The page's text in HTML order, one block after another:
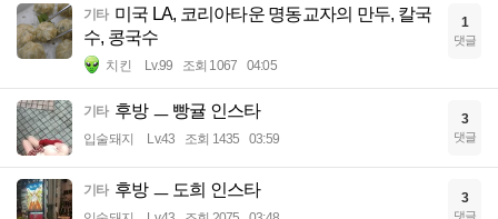
기타 미국 LA, 코리아타운 명동교자의 만두, 칼국
수, 콩국수
치킨 Lv.99 조회 1067 04:05
1
댓글
기타 후방 ㅡ 빵귤 인스타
입술돼지 Lv.43 조회 1435 03:59
3
댓글
기타 후방 ㅡ 도희 인스타 3
댓글